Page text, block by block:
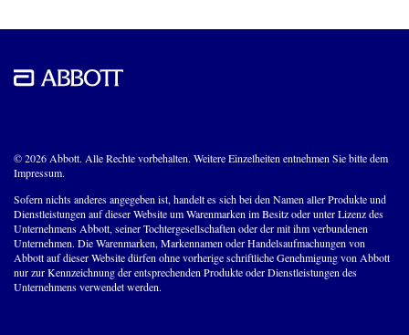
© 2026 Abbott. Alle Rechte vorbehalten. Weitere Einzelheiten entnehmen Sie bitte dem
Impressum.
Sofern nichts anderes angegeben ist, handelt es sich bei den Namen aller Produkte und
Dienstleistungen auf dieser Website um Warenmarken im Besitz oder unter Lizenz des
Unternehmens Abbott, seiner Tochtergesellschaften oder der mit ihm verbundenen
Unternehmen. Die Warenmarken, Markennamen oder Handelsaufmachungen von
Abbott auf dieser Website dürfen ohne vorherige schriftliche Genehmigung von Abbott
nur zur Kennzeichnung der entsprechenden Produkte oder Dienstleistungen des
Unternehmens verwendet werden.